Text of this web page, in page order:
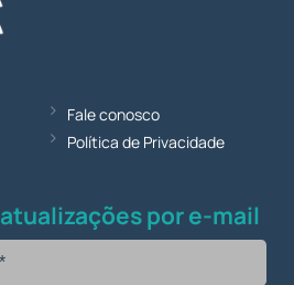
Fale conosco
Política de Privacidade
por e-mail